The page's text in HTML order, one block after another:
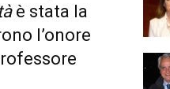
è stata la
l’onore